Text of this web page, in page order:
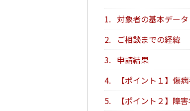
1. 対象者の基本データ
2.
ご相談までの経緯
3. 申請結果
4.
【ポイント１】傷
5.
【ポイント２】障